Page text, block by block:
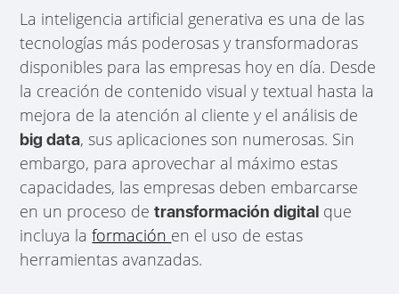
La inteligencia artificial generativa es una de las
tecnologías más poderosas y transformadoras
disponibles para las empresas hoy en día. Desde
la creación de contenido visual y textual hasta la
mejora de la atención al cliente y el análisis de
big data, sus aplicaciones son numerosas. Sin
embargo, para aprovechar al máximo estas
capacidades, las empresas deben embarcarse
en un proceso detransformación digital que
incluya laformación en el uso de estas
herramientas avanzadas.